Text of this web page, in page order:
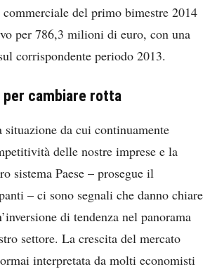
del primo bimestre 2014
per 786,3 milioni di euro, con una
corrispondente periodo 2013.
cambiare rotta
situazione da cui continuamente
delle nostre imprese e la
sistema Paese – prosegue il
– ci sono segnali che danno chiare
di tendenza nel panorama
settore. La crescita del mercato
interpretata da molti economisti